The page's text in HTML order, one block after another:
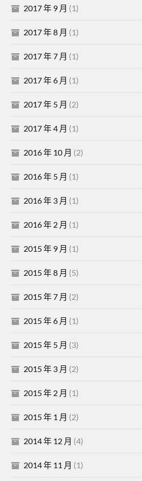
2017 年 9 月 (1)
2017 年 8 月 (1)
2017 年 7 月 (1)
2017 年 6 月 (1)
2017 年 5 月 (2)
2017 年 4 月 (1)
2016 年 10 月 (2)
2016 年 5 月 (1)
2016 年 3 月 (1)
2016 年 2 月 (1)
2015 年 9 月 (1)
2015 年 8 月 (5)
2015 年 7 月 (2)
2015 年 6 月 (1)
2015 年 5 月 (3)
2015 年 3 月 (2)
2015 年 2 月 (1)
2015 年 1 月 (2)
2014 年 12 月 (4)
2014 年 11 月 (1)